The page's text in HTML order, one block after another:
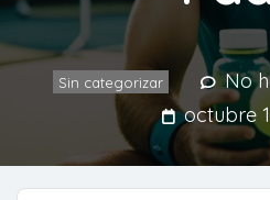
Sin categorizar
No
octubre